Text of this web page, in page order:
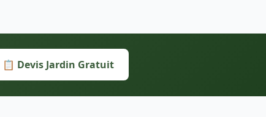
📋 Devis Jardin Gratuit